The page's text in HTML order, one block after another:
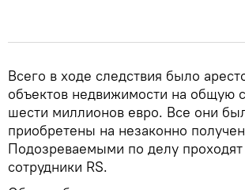
Всего в ходе следствия было
объектов недвижимости на общую
шести миллионов евро. Все они
приобретены на незаконно
Подозреваемыми по делу
сотрудники RS.